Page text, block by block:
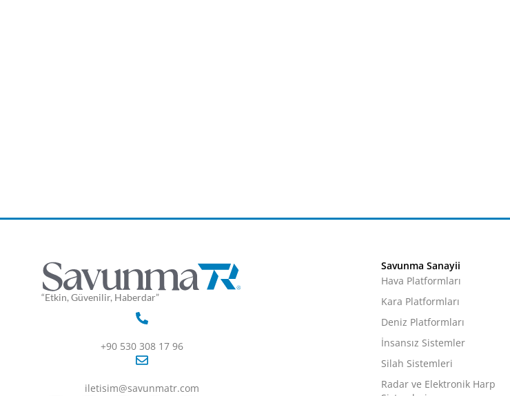
“Etkin, Güvenilir, Haberdar”
+90 530 308 17 96
iletisim@savunmatr.com
Savunma Sanayii
Hava Platformları
Kara Platformları
Deniz Platformları
İnsansız Sistemler
Silah Sistemleri
Radar ve Elektronik Harp